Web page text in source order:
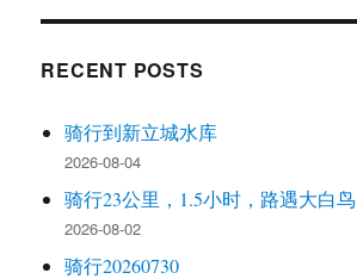
了
RECENT POSTS
骑行到新立城水库
2026-08-04
骑行23公里，1.5小时，路遇大白鸟
2026-08-02
骑行20260730